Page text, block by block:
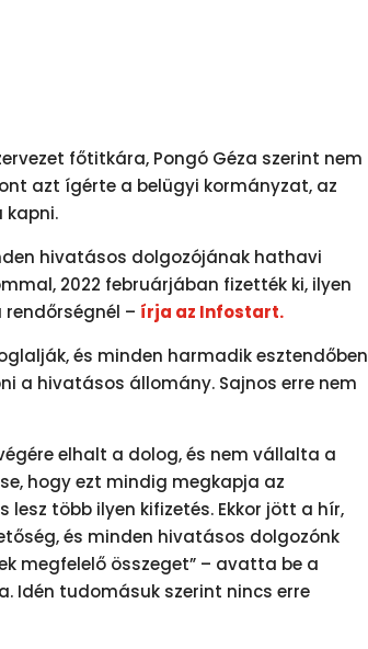
főtitkára, Pongó Géza szerint nem
azt ígérte a belügyi kormányzat, az
kapni.
hivatásos dolgozójának hathavi
2022 februárjában fizették ki, ilyen
– írja az Infostart.
és minden harmadik esztendőben
a hivatásos állomány. Sajnos erre nem
elhalt a dolog, és nem vállalta a
hogy ezt mindig megkapja az
több ilyen kifizetés. Ekkor jött a hír,
és minden hivatásos dolgozónk
megfelelő összeget” – avatta be a
Idén tudomásuk szerint nincs erre